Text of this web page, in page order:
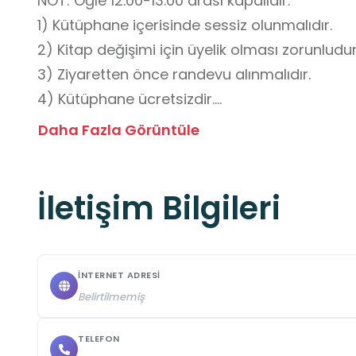
1) Kütüphane içerisinde sessiz olunmalıdır.
2) Kitap değişimi için üyelik olması
3) Ziyaretten önce randevu alınmalıdır.
4) Kütüphane ücretsizdir.
5)Öğrenciler gezi boyunca öğretmen veya
7) Kitaplara ve diğer materyallere özenle
8)Öğrenciler merdiven, raf ve okuma
9)Kütüphane içinde öğrenciler için uygun
Daha Fazla Görüntüle
İletişim Bilgileri
İNTERNET ADRESI
Belirtilmemiş
TELEFON